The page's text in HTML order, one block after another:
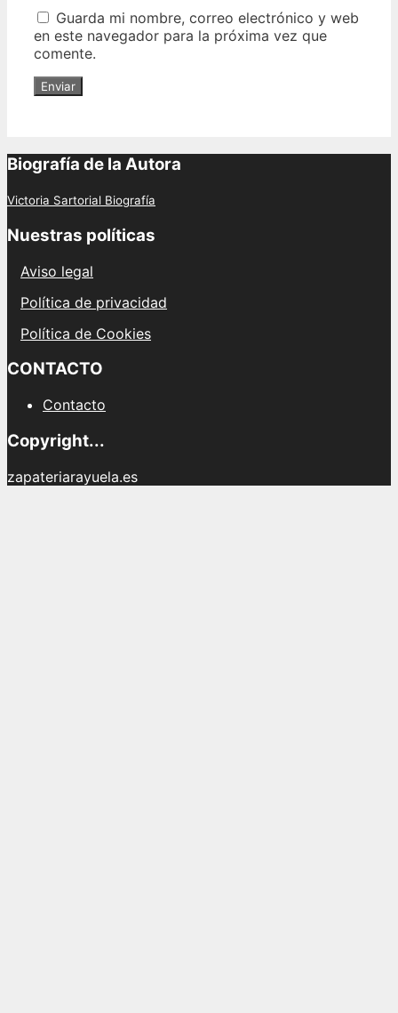
Guarda mi nombre, correo electrónico y web
en este navegador para la próxima vez que
comente.
Biografía de la Autora
Victoria Sartorial Biografía
Nuestras políticas
Aviso legal
Política de privacidad
Política de Cookies
CONTACTO
Contacto
Copyright...
zapateriarayuela.es